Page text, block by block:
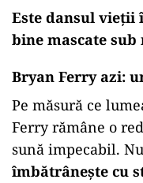
Este dansul vieții
bine mascate sub
Bryan Ferry azi:
Pe măsură ce
Ferry rămâne o
sună impecabil.
îmbătrânește cu